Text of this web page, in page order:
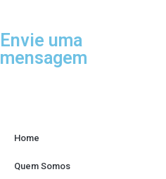
Envie uma
mensagem
Home
Quem Somos